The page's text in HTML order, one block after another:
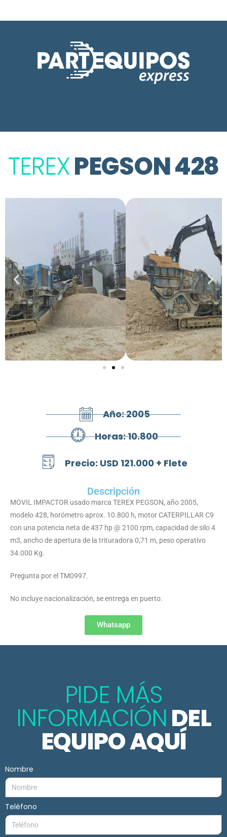
TEREXPEGSON 428
Año: 2005
Horas: 10.800
Precio: USD 121.000 + Flete
Descripción
MOVIL IMPACTOR usado marca TEREX PEGSON, año 2005,
modelo 428, horómetro aprox. 10.800 h, motor CATERPILLAR C9
con una potencia neta de 437 hp @ 2100 rpm, capacidad de silo 4
m3, ancho de apertura de la trituradora 0,71 m, peso operativo
34.000 Kg.
Pregunta por el TM0997.
No incluye nacionalización, se entrega en puerto.
Whatsapp
PIDE MÁS
INFORMACIÓNDEL
EQUIPO AQUÍ
Nombre
Teléfono